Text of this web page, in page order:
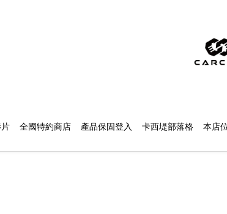
全國特約商店 產品保固登入 卡西堤部落格 本店